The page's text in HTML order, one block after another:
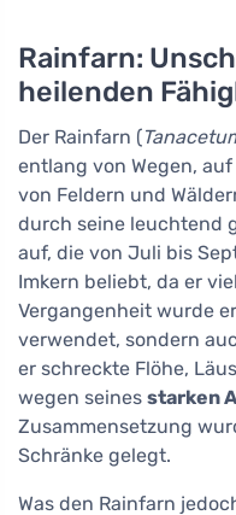
Rainfarn:
heilenden
Der Rainfarn (
entlang von Wegen,
von Feldern und
durch seine leuchtend
auf, die von Juli bis
Imkern beliebt, da er
Vergangenheit wurde
verwendet, sondern
er schreckte Flöhe,
wegen seines starken
Zusammensetzung
Schränke gelegt.
Was den Rainfarn